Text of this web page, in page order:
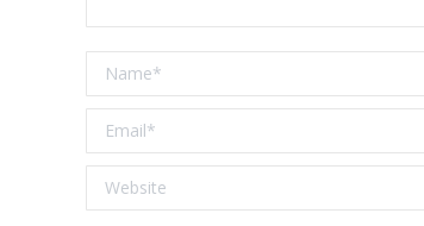
Name *
Email *
Website